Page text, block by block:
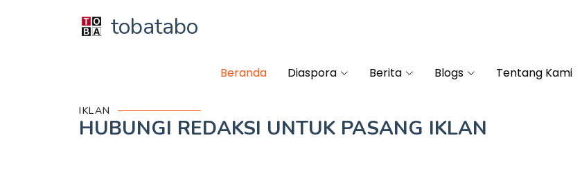
tobatabo
Beranda Diaspora Berita Blogs Tentang Kami
IKLAN
HUBUNGI REDAKSI UNTUK PASANG IKLAN